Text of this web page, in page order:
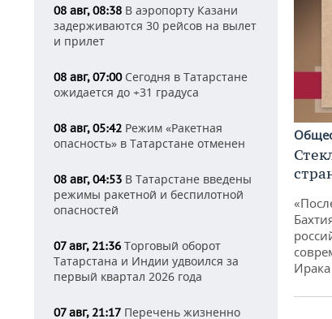
08 авг, 08:38 В аэропорту Казани
задерживаются 30 рейсов на вылет
и прилет
08 авг, 07:00Сегодня в Татарстане
ожидается до +31 градуса
08 авг, 05:42 Режим «Ракетная
опасность» в Татарстане отменен
08 авг, 04:53 В Татарстане введены
режимы ракетной и беспилотной
опасностей
07 авг, 21:36 Торговый оборот
Татарстана и Индии удвоился за
первый квартал 2026 года
07 авг, 21:17 Перечень жизненно
Ирака